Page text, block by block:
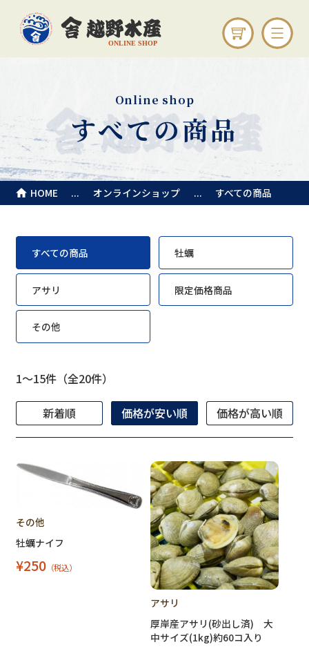
Online shop
すべての商品
HOME オンラインショップ すべての商品
1～15件（全20件）
新着順 価格が安い順 価格が高い順
その他
牡蠣ナイフ
¥250（税込）
アサリ
厚岸産アサリ(砂出し済) 大
中サイズ(1kg)約60コ入り
すべての商品 牡蠣
アサリ 限定価格商品
その他